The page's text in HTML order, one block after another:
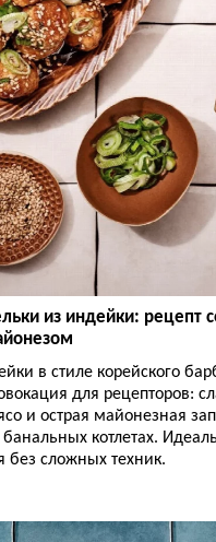
из индейки: рецепт
в стиле корейского
для рецепторов:
и острая майонезная
котлетах.
без сложных техник.